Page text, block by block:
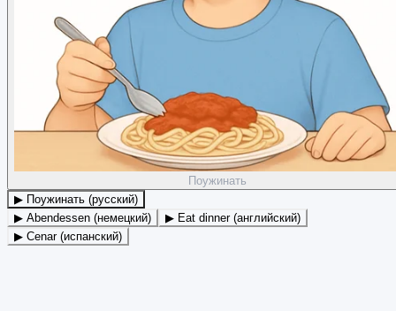
Поужинать
▶ Поужинать (русский)
▶ Abendessen (немецкий)
▶ Eat dinner (английский)
▶ Cenar (испанский)